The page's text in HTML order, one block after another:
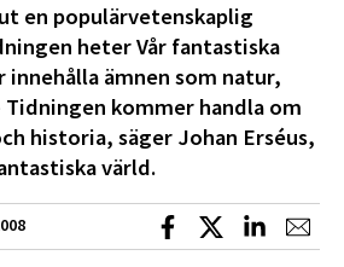
en populärvetenskaplig
heter Vår fantastiska
ämnen som natur,
kommer handla om
historia, säger Johan Erséus,
värld.
Dela på Facebook
Dela på XDela på